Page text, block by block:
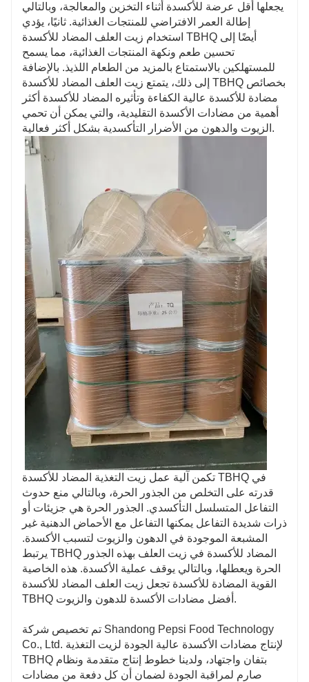
يجعلها أقل عرضة للأكسدة أثناء التخزين والمعالجة، وبالتالي
إطالة العمر الافتراضي للمنتجات الغذائية. ثانيًا، يؤدي
استخدام زيت العلف المضاد للأكسدة TBHQ أيضًا إلى
تحسين طعم ونكهة المنتجات الغذائية، مما يسمح
للمستهلكين بالاستمتاع بالمزيد من الطعام اللذيذ. بالإضافة
إلى ذلك، يتمتع زيت العلف المضاد للأكسدة TBHQ بخصائص
مضادة للأكسدة عالية الكفاءة وتأثيره المضاد للأكسدة أكثر
أهمية من مضادات الأكسدة التقليدية، والتي يمكن أن تحمي
الزيوت والدهون من الأضرار التأكسدية بشكل أكثر فعالية.
تكمن آلية عمل زيت التغذية المضاد للأكسدة TBHQ في
قدرته على التخلص من الجذور الحرة، وبالتالي منع حدوث
التفاعل المتسلسل التأكسدي. الجذور الحرة هي جزيئات أو
ذرات شديدة التفاعل يمكنها التفاعل مع الأحماض الدهنية غير
المشبعة الموجودة في الدهون والزيوت لتسبب الأكسدة.
يرتبط TBHQ المضاد للأكسدة في زيت العلف بهذه الجذور
الحرة ويعطلها، وبالتالي يوقف عملية الأكسدة. هذه الخاصية
القوية المضادة للأكسدة تجعل زيت العلف المضاد للأكسدة
TBHQ أفضل مضادات الأكسدة للدهون والزيوت.
تم تخصيص شركة Shandong Pepsi Food Technology
Co., Ltd. لإنتاج مضادات الأكسدة عالية الجودة لزيت التغذية
TBHQ بتفان واجتهاد، ولدينا خطوط إنتاج متقدمة ونظام
صارم لمراقبة الجودة لضمان أن كل دفعة من مضادات